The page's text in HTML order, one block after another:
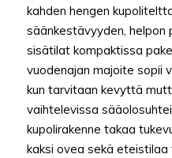
kahden hengen
säänkestävyyden,
sisätilat kompaktissa
vuodenajan majoite sopii
kun tarvitaan kevyttä
vaihtelevissa
kupolirakenne takaa
kaksi ovea sekä